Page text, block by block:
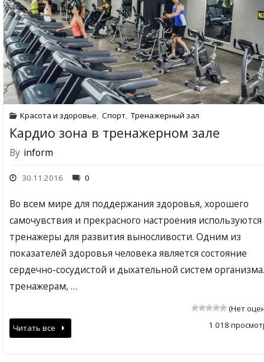
Красота и здоровье, Спорт, Тренажерный зал
Кардио зона в тренажерном зале
By inform
30.11.2016 0
Во всем мире для поддержания здоровья, хорошего
самочувствия и прекрасного настроения используются
тренажеры для развития выносливости. Одним из
показателей здоровья человека является состояние
сердечно-сосудистой и дыхательной систем
тренажерам, …
(Нет
1 018
Читать все